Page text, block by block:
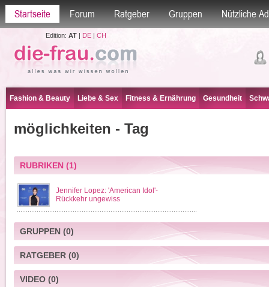
Startseite Forum Ratgeber Gruppen Nützliche
Edition: AT| DE| CH
Fashion & Beauty Liebe & Sex Fitness & Ernährung Gesundheit
möglichkeiten - Tag
RUBRIKEN(1)
Jennifer Lopez: 'American Idol'-
Rückkehr ungewiss
GRUPPEN(0)
RATGEBER(0)
VIDEO(0)